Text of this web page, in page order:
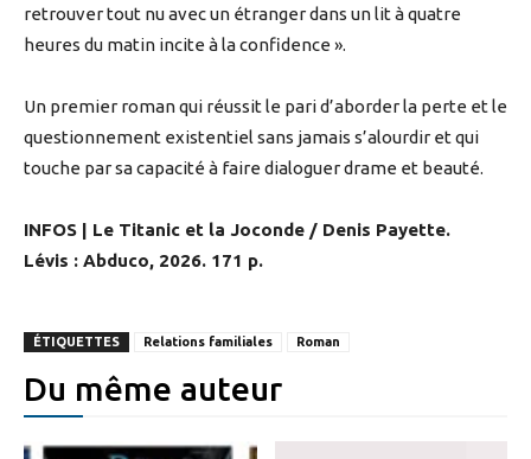
retrouver tout nu avec un étranger dans un lit à quatre
heures du matin incite à la confidence ».
Un premier roman qui réussit le pari d’aborder la perte et le
questionnement existentiel sans jamais s’alourdir et qui
touche par sa capacité à faire dialoguer drame et beauté.
INFOS | Le Titanic et la Joconde / Denis Payette.
Lévis : Abduco, 2026. 171 p.
ÉTIQUETTES Relations familiales Roman
Du même auteur